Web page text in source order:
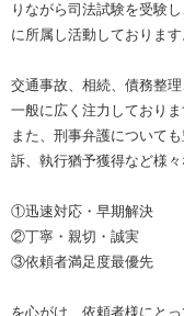
りながら司法試験を受験
に所属し活動しております
交通事故、相続、債務整
一般に広く注力しておりま
また、刑事弁護について
訴、執行猶予獲得など様
①迅速対応・早期解決
②丁寧・親切・誠実
③依頼者満足度最優先
を心がけ、依頼者様にと